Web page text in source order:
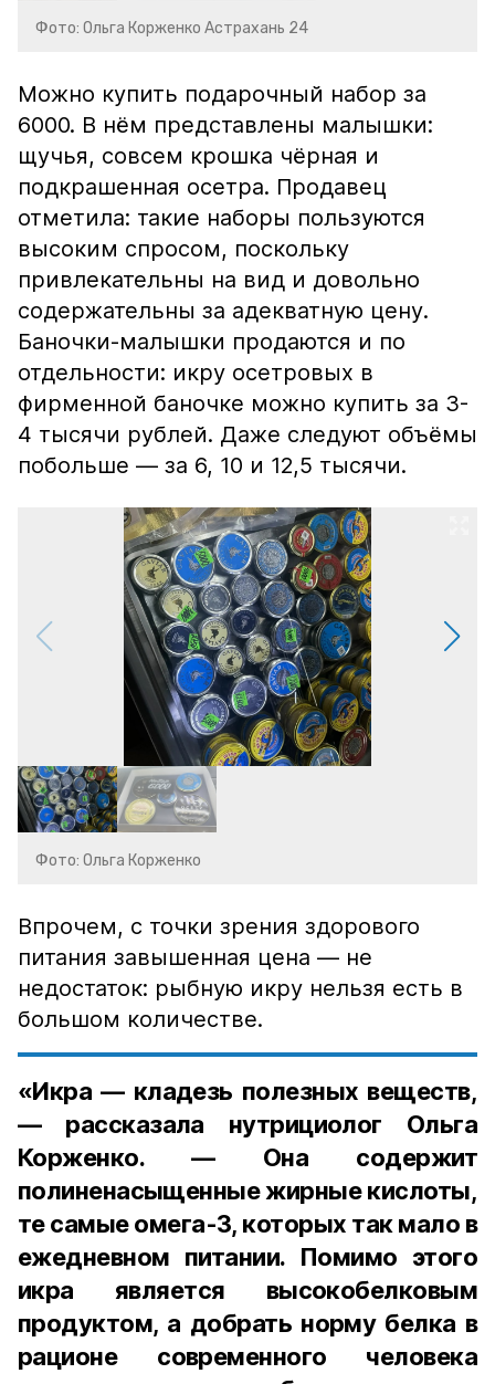
Фото: Ольга Корженко Астрахань 24
Можно купить подарочный набор за
6000. В нём представлены малышки:
щучья, совсем крошка чёрная и
подкрашенная осетра. Продавец
отметила: такие наборы пользуются
высоким спросом, поскольку
привлекательны на вид и довольно
содержательны за адекватную цену.
Баночки-малышки продаются и по
отдельности: икру осетровых в
фирменной баночке можно купить за 3-
4 тысячи рублей. Даже следуют объёмы
побольше — за 6, 10 и 12,5 тысячи.
Фото: Ольга Корженко
Впрочем, с точки зрения здорового
питания завышенная цена — не
недостаток: рыбную икру нельзя есть в
большом количестве.
«Икра — кладезь полезных веществ,
— рассказала нутрициолог Ольга
Корженко. — Она содержит
полиненасыщенные жирные кислоты,
те самые омега-3, которых так мало в
ежедневном питании. Помимо этого
икра является высокобелковым
продуктом, а добрать норму белка в
рационе современного человека